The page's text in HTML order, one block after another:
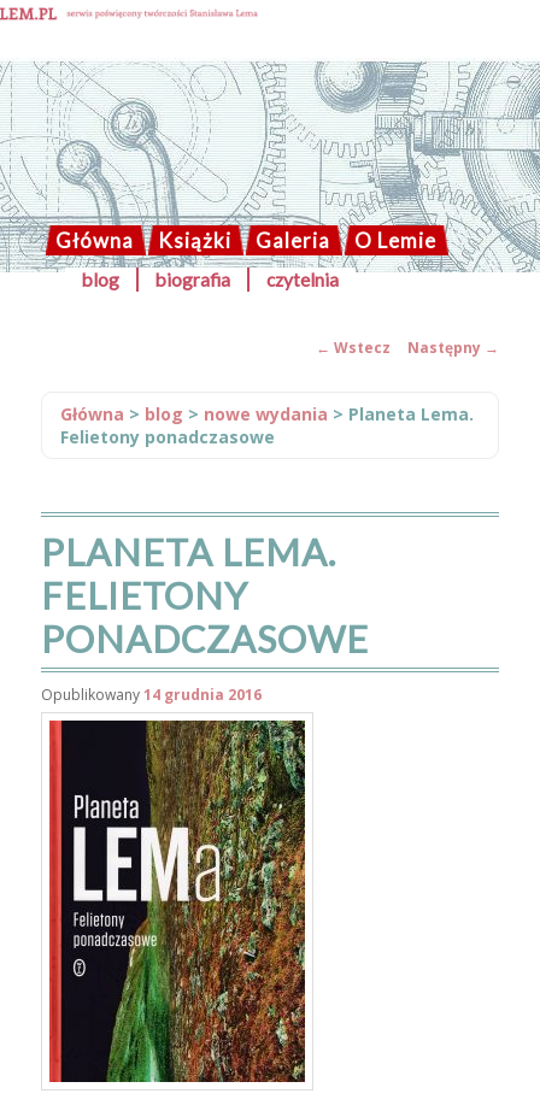
Solaris blog
Główna Książki Galeria O Lemie
GŁÓWNE
Przeskocz
do
blog biografia czytelnia
ZOBACZ
← Wstecz Następny →
Główna > blog > nowe wydania > Planeta Lema.
Felietony ponadczasowe
PLANETA LEMA.
FELIETONY
PONADCZASOWE
Opublikowany14 grudnia 2016